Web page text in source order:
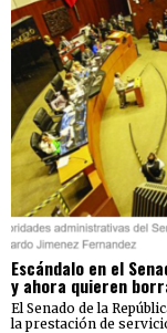
Escándalo en el
y ahora quieren
El Senado de la
la prestación de